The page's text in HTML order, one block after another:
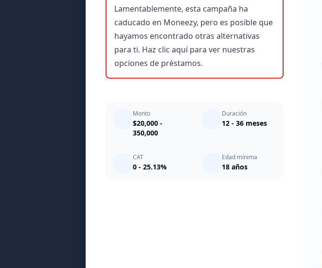
Lamentablemente, esta campaña ha
caducado en Moneezy, pero es posible que
hayamos encontrado otras alternativas
para ti. Haz clic aquí para ver nuestras
opciones de préstamos.
Monto
$20,000 -
350,000
Duración
12 - 36 meses
CAT
0 - 25.13%
Edad mínima
18 años